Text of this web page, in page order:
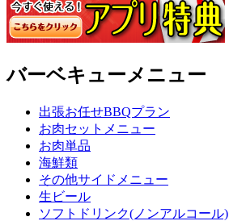
バーベキューメニュー
出張お任せBBQプラン
お肉セットメニュー
お肉単品
海鮮類
その他サイドメニュー
生ビール
ソフトドリンク(ノンアルコール)